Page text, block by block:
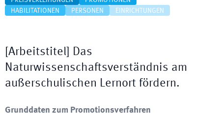
HABILITATIONEN
PERSONEN EINRICHTUNGEN
Arbeitstitel
Das
Naturwissenschaftsverständnis am
außerschulischen Lernort fördern.
Grunddaten zum Promotionsverfahren